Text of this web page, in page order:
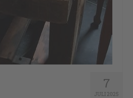
7
JULI 2025